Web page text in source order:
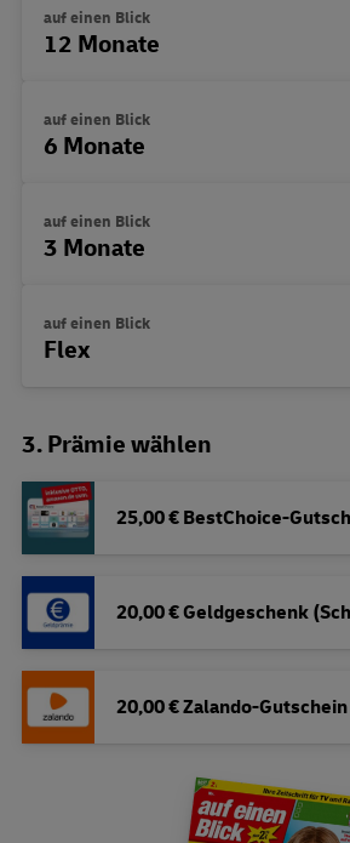
auf einen Blick
12 Monate
auf einen Blick
6 Monate
auf einen Blick
3 Monate
auf einen Blick
Flex
3. Prämie wählen
25,00 € BestChoice-
20,00 € Geldgeschenk
20,00 € Zalando-Gutschein